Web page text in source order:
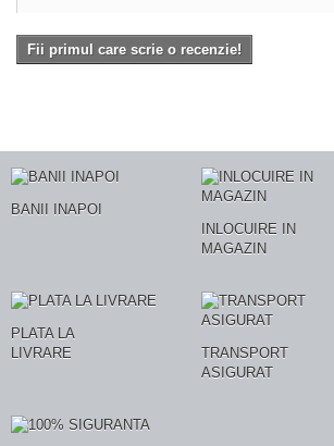
Fii primul care scrie o recenzie!
BANII INAPOI
INLOCUIRE IN
MAGAZIN
PLATA LA
LIVRARE
TRANSPORT
ASIGURAT